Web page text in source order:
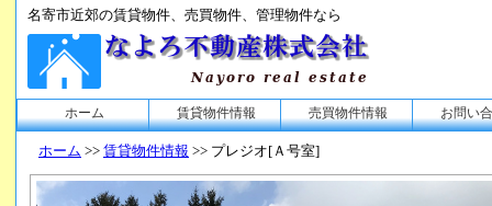
名寄市近郊の賃貸物件、売買物件、管理物件なら
ホーム 賃貸物件情報 売買物件情報 お問い
ホーム >> 賃貸物件情報 >> プレジオ[Ａ号室]